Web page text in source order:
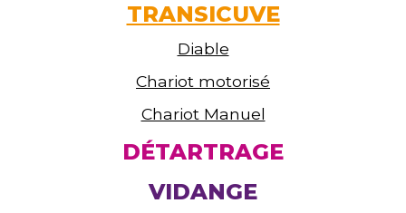
TRANSICUVE
Diable
Chariot motorisé
Chariot Manuel
DÉTARTRAGE
VIDANGE